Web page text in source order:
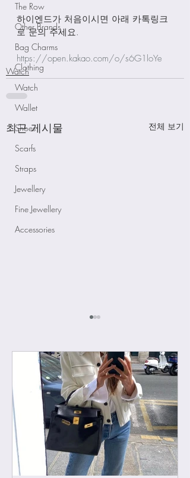
The Row
Other Brands
Bag Charms
Clothing
Watch
Wallet
Shoes
Scarfs
Straps
Jewellery
Fine Jewellery
Accessories
하이엔드가 처음이시면 아래 카톡링크
로 문의 주세요.
https://open.kakao.com/o/s6G1loYe
Watch
최근 게시물 전체 보기
[하이엔드급 시계] 샤넬
J12